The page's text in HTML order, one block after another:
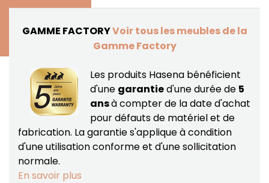
GAMME FACTORYVoir tous les meubles de la
Gamme Factory
Les produits Hasena bénéficient
d'une garantied'une durée de 5
ansà compter de la date d'achat
pour défauts de matériel et de
fabrication. La garantie s'applique à condition
d'une utilisation conforme et d'une sollicitation
normale.
En savoir plus